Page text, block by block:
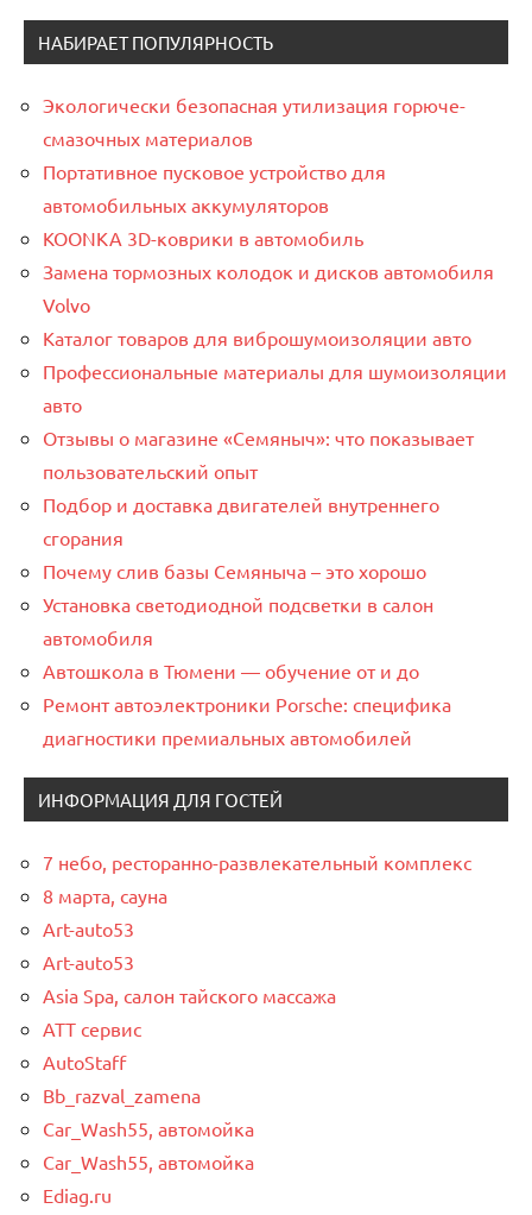
НАБИРАЕТ ПОПУЛЯРНОСТЬ
Экологически безопасная утилизация горюче-
смазочных материалов
Портативное пусковое устройство для
автомобильных аккумуляторов
KOONKA 3D-коврики в автомобиль
Замена тормозных колодок и дисков автомобиля
Volvo
Каталог товаров для виброшумоизоляции авто
Профессиональные материалы для шумоизоляции
авто
Отзывы о магазине «Семяныч»: что показывает
пользовательский опыт
Подбор и доставка двигателей внутреннего
сгорания
Почему слив базы Семяныча – это хорошо
Установка светодиодной подсветки в салон
автомобиля
Автошкола в Тюмени — обучение от и до
Ремонт автоэлектроники Porsche: специфика
диагностики премиальных автомобилей
ИНФОРМАЦИЯ ДЛЯ ГОСТЕЙ
7 небо, ресторанно-развлекательный комплекс
8 марта, сауна
Art-auto53
Art-auto53
Asia Spa, салон тайского массажа
ATT сервис
AutoStaff
Bb_razval_zamena
Car_Wash55, автомойка
Car_Wash55, автомойка
Ediag.ru